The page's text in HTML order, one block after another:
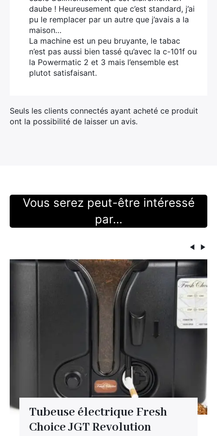
daube ! Heureusement que c’est standard, j’ai
pu le remplacer par un autre que j’avais a la
maison…
La machine est un peu bruyante, le tabac
n’est pas aussi bien tassé qu’avec la c-101f ou
la Powermatic 2 et 3 mais l’ensemble est
plutot satisfaisant.
Seuls les clients connectés ayant acheté ce produit
ont la possibilité de laisser un avis.
Vous serez peut-être intéressé
par…
Tubeuse électrique Fresh
Choice JGT Revolution